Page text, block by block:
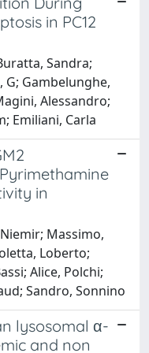
in PC12
Sandra;
Gambelunghe,
Alessandro;
Emiliani, Carla
in
Massimo,
Loberto;
Alice, Polchi;
Sandro, Sonnino
lysosomal α-
and non